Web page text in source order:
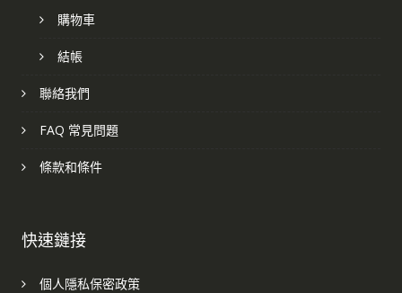
購物車
結帳
聯絡我們
FAQ 常見問題
條款和條件
快速鏈接
個人隱私保密政策